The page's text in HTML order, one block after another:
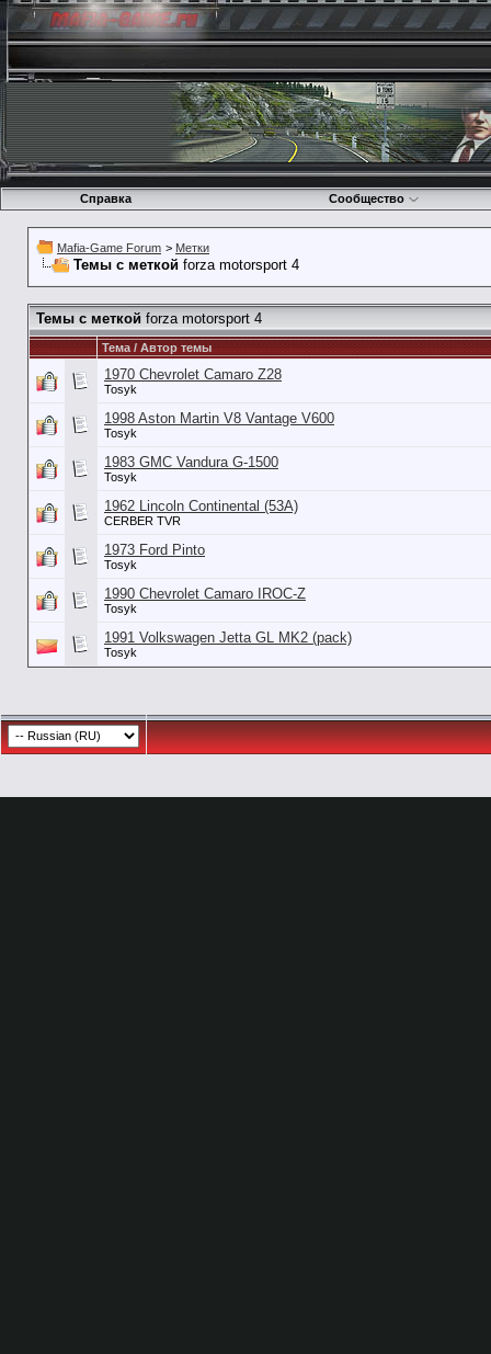
Справка Сообщество
Mafia-Game Forum > Метки
Темы с меткой forza motorsport 4
Темы с меткой forza motorsport 4
Тема / Автор темы
1970 Chevrolet Camaro Z28
Tosyk
1998 Aston Martin V8 Vantage V600
Tosyk
1983 GMC Vandura G-1500
Tosyk
1962 Lincoln Continental (53А)
CERBER TVR
1973 Ford Pinto
Tosyk
1990 Chevrolet Camaro IROC-Z
Tosyk
1991 Volkswagen Jetta GL MK2 (pack)
Tosyk